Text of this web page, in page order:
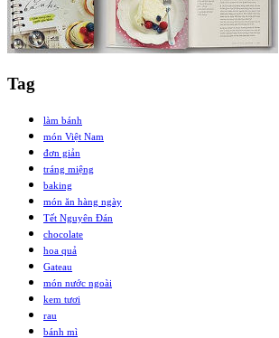
Tag
làm bánh
món Việt Nam
đơn giản
tráng miệng
baking
món ăn hàng ngày
Tết Nguyên Đán
chocolate
hoa quả
Gateau
món nước ngoài
kem tươi
rau
bánh mì